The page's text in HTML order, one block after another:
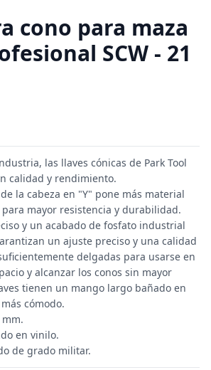
cono para maza
SCW - 21
las llaves cónicas de Park Tool
calidad y rendimiento.
la cabeza en "Y" pone más material
mayor resistencia y durabilidad.
y un acabado de fosfato industrial
un ajuste preciso y una calidad
delgadas para usarse en
y alcanzar los conos sin mayor
tienen un mango largo bañado en
cómodo.
mm.
en vinilo.
de grado militar.